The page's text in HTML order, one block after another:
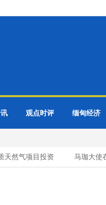
观点时评 缅甸经济
然气项目投资 马珈大使